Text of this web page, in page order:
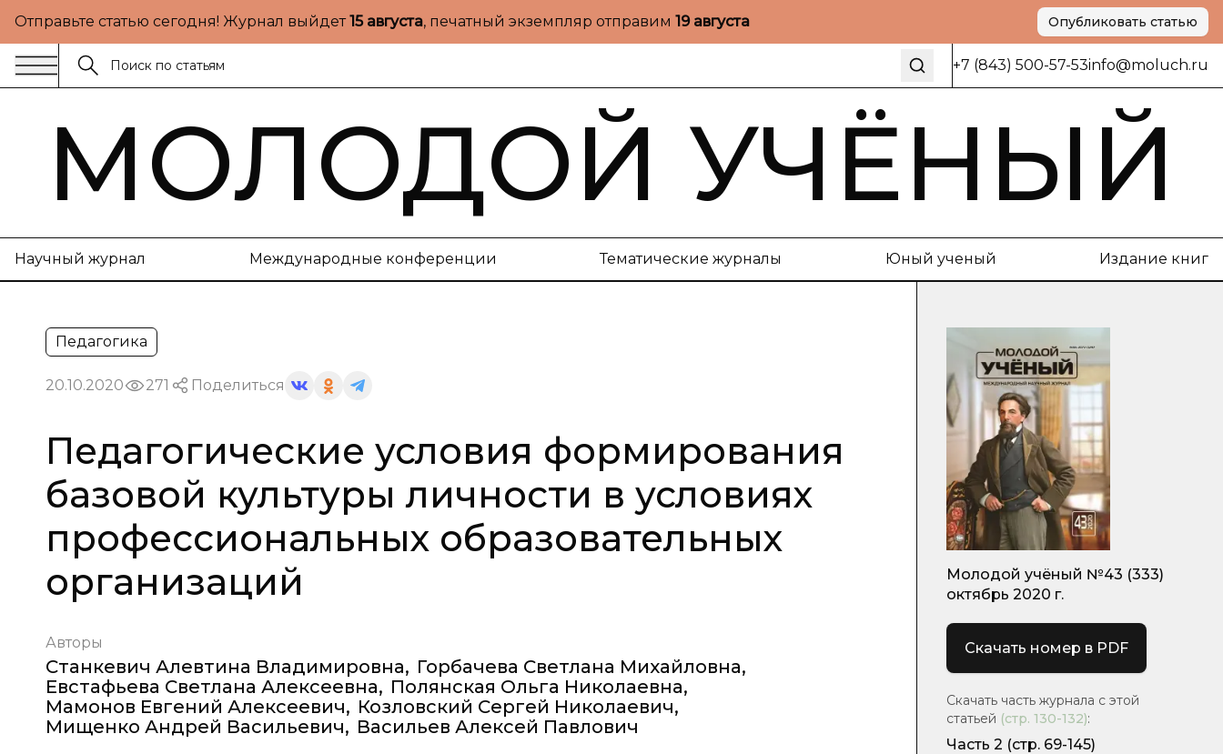
Отправьте статью сегодня! Журнал выйдет15 августа, печатный экземпляр отправим 19 августа Опубликовать статью
+7 (843) 500-57-53info@moluch.ru
МОЛОДОЙ УЧЁНЫЙ
Научный журнал Международные конференции Тематические журналы Юный ученый Издание книг
Педагогика
20.10.2020 271 Поделиться
Педагогические условия формирования
базовой культуры личности в условиях
профессиональных образовательных
организаций
Авторы
Станкевич Алевтина Владимировна, Горбачева Светлана Михайловна,
Евстафьева Светлана Алексеевна, Полянская Ольга Николаевна,
Мамонов Евгений Алексеевич, Козловский Сергей Николаевич,
Мищенко Андрей Васильевич, Васильев Алексей Павлович
Молодой учёный №43 (333)
октябрь 2020 г.
Скачать номер в PDF
Скачать часть журнала с этой
статьей (стр. 130-132):
Часть 2 (стр. 69-145)